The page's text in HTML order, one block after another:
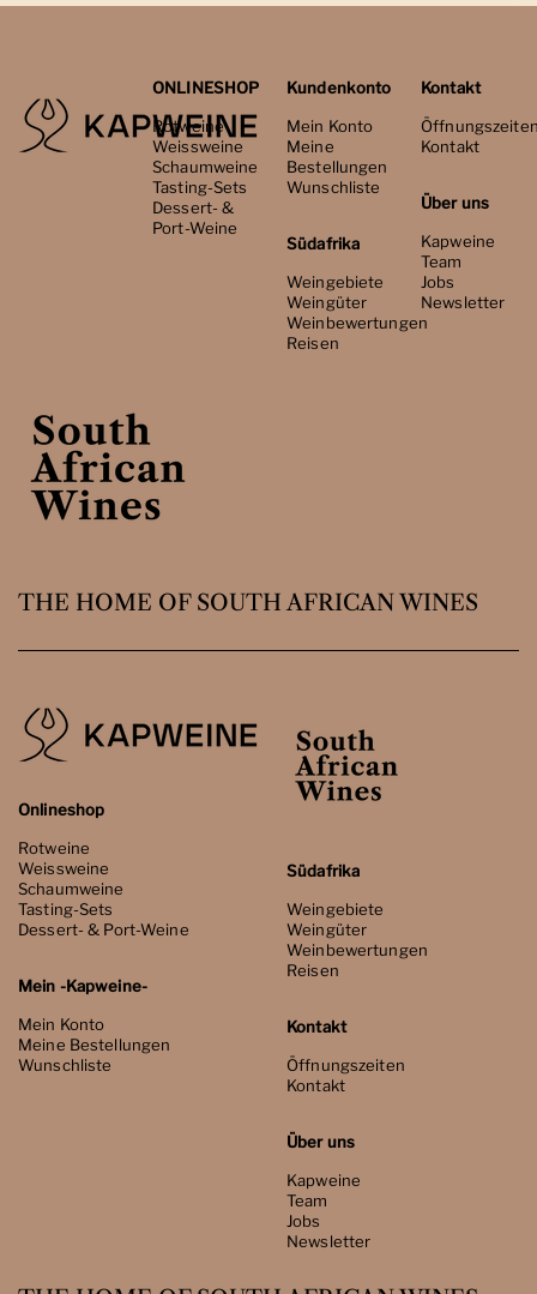
ONLINESHOP
Rotweine
Weissweine
Schaumweine
Tasting-Sets
Dessert- &
Port-Weine
Kundenkonto
Mein Konto
Meine
Bestellungen
Wunschliste
Südafrika
Weingebiete
Weingüter
Weinbewertungen
Reisen
Kontakt
Kontakt
Über uns
Kapweine
Team
Jobs
Newsletter
THE HOME OF SOUTH AFRICAN WINES
Onlineshop
Rotweine
Weissweine
Schaumweine
Tasting-Sets
Dessert- & Port-Weine
Mein -Kapweine-
Mein Konto
Meine Bestellungen
Wunschliste
Südafrika
Weingebiete
Weingüter
Weinbewertungen
Reisen
Kontakt
Öffnungszeiten
Kontakt
Über uns
Kapweine
Team
Jobs
Newsletter